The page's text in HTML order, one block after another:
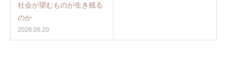
社会が望むものが生き残る
のか
2026.06.20